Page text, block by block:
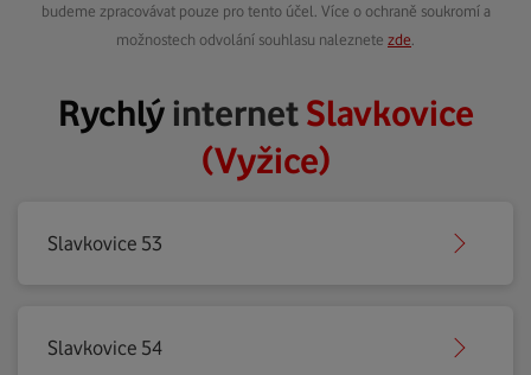
budeme zpracovávat pouze pro tento účel. Více o ochraně soukromí a
možnostech odvolání souhlasu naleznete zde
RychlýinternetSlavkovice
(Vyžice)
Slavkovice 53
Slavkovice 54